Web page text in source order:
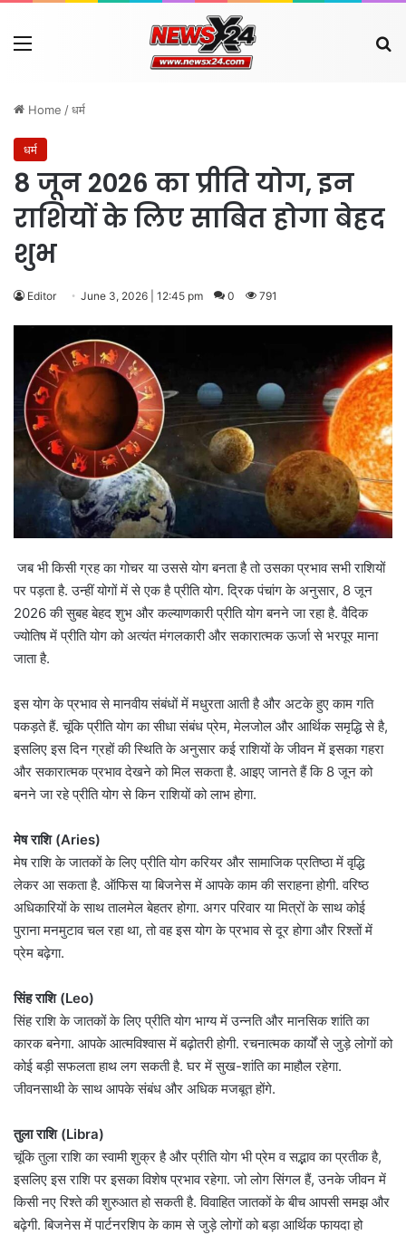
Menu
Home /धर्म
धर्म
8 जून 2026 का प्रीति योग, इन
राशियों के लिए साबित होगा बेहद
शुभ
Editor June 3, 2026 | 12:45 pm 0 791
जब भी किसी ग्रह का गोचर या उससे योग बनता है तो उसका प्रभाव सभी राशियों
पर पड़ता है. उन्हीं योगों में से एक है प्रीति योग. द्रिक पंचांग के अनुसार, 8 जून
2026 की सुबह बेहद शुभ और कल्याणकारी प्रीति योग बनने जा रहा है. वैदिक
ज्योतिष में प्रीति योग को अत्यंत मंगलकारी और सकारात्मक ऊर्जा से भरपूर माना
जाता है.
इस योग के प्रभाव से मानवीय संबंधों में मधुरता आती है और अटके हुए काम गति
पकड़ते हैं. चूंकि प्रीति योग का सीधा संबंध प्रेम, मेलजोल और आर्थिक समृद्धि से है,
इसलिए इस दिन ग्रहों की स्थिति के अनुसार कई राशियों के जीवन में इसका गहरा
और सकारात्मक प्रभाव देखने को मिल सकता है. आइए जानते हैं कि 8 जून को
बनने जा रहे प्रीति योग से किन राशियों को लाभ होगा.
मेष राशि (Aries)
मेष राशि के जातकों के लिए प्रीति योग करियर और सामाजिक प्रतिष्ठा में वृद्धि
लेकर आ सकता है. ऑफिस या बिजनेस में आपके काम की सराहना होगी. वरिष्ठ
अधिकारियों के साथ तालमेल बेहतर होगा. अगर परिवार या मित्रों के साथ कोई
पुराना मनमुटाव चल रहा था, तो वह इस योग के प्रभाव से दूर होगा और रिश्तों में
प्रेम बढ़ेगा.
सिंह राशि (Leo)
सिंह राशि के जातकों के लिए प्रीति योग भाग्य में उन्नति और मानसिक शांति का
कारक बनेगा. आपके आत्मविश्वास में बढ़ोतरी होगी. रचनात्मक कार्यों से जुड़े लोगों को
कोई बड़ी सफलता हाथ लग सकती है. घर में सुख-शांति का माहौल रहेगा.
जीवनसाथी के साथ आपके संबंध और अधिक मजबूत होंगे.
तुला राशि (Libra)
चूंकि तुला राशि का स्वामी शुक्र है और प्रीति योग भी प्रेम व सद्भाव का प्रतीक है,
इसलिए इस राशि पर इसका विशेष प्रभाव रहेगा. जो लोग सिंगल हैं, उनके जीवन में
किसी नए रिश्ते की शुरुआत हो सकती है. विवाहित जातकों के बीच आपसी समझ और
बढ़ेगी. बिजनेस में पार्टनरशिप के काम से जुड़े लोगों को बड़ा आर्थिक फायदा हो